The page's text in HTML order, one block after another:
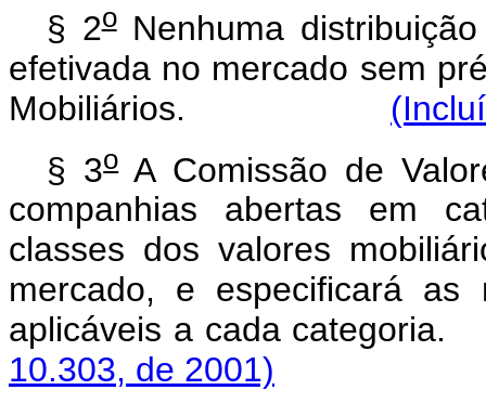
§ 2oNenhuma
efetivada no mercado sem
Mobiliários.
§ 3oA Comissão de
companhias abertas em
classes dos valores
mercado, e especificará as
aplicáveis a cada
10.303, de 2001)